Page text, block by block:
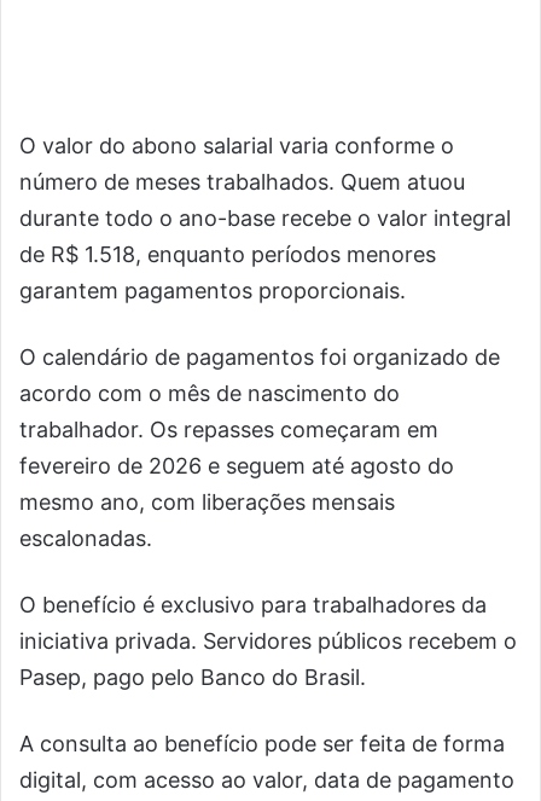
O valor do abono salarial varia conforme o
número de meses trabalhados. Quem atuou
durante todo o ano-base recebe o valor integral
de R$ 1.518, enquanto períodos menores
garantem pagamentos proporcionais.
O calendário de pagamentos foi organizado de
acordo com o mês de nascimento do
trabalhador. Os repasses começaram em
fevereiro de 2026 e seguem até agosto do
mesmo ano, com liberações mensais
escalonadas.
O benefício é exclusivo para trabalhadores da
iniciativa privada. Servidores públicos recebem o
Pasep, pago pelo Banco do Brasil.
A consulta ao benefício pode ser feita de forma
digital, com acesso ao valor, data de pagamento